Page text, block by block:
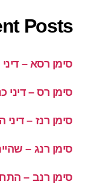
Posts
סימן רסא –
סימן רס –
סימן רנז –
סימן רנג –
סימן רנב –